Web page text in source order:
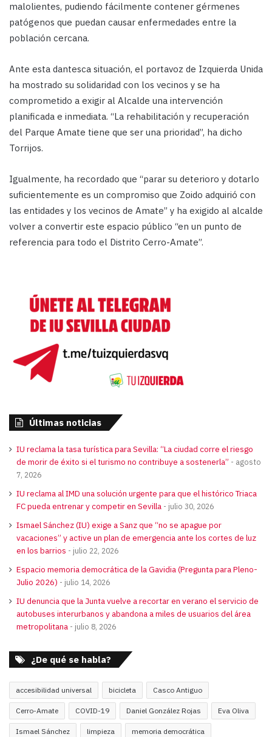
malolientes, pudiendo fácilmente contener gérmenes
patógenos que puedan causar enfermedades entre la
población cercana.
Ante esta dantesca situación, el portavoz de Izquierda Unida
ha mostrado su solidaridad con los vecinos y se ha
comprometido a exigir al Alcalde una intervención
planificada e inmediata. “La rehabilitación y recuperación
del Parque Amate tiene que ser una prioridad”, ha dicho
Torrijos.
Igualmente, ha recordado que “parar su deterioro y dotarlo
suficientemente es un compromiso que Zoido adquirió con
las entidades y los vecinos de Amate” y ha exigido al alcalde
volver a convertir este espacio público “en un punto de
referencia para todo el Distrito Cerro-Amate”.
Últimas noticias
IU reclama la tasa turística para Sevilla: “La ciudad corre el riesgo
de morir de éxito si el turismo no contribuye a sostenerla”
agosto
7, 2026
IU reclama al IMD una solución urgente para que el histórico Triaca
FC pueda entrenar y competir en Sevilla
julio 30, 2026
Ismael Sánchez (IU) exige a Sanz que “no se apague por
vacaciones” y active un plan de emergencia ante los cortes de luz
en los barrios
julio 22, 2026
Espacio memoria democrática de la Gavidia (Pregunta para Pleno-
Julio 2026)
julio 14, 2026
IU denuncia que la Junta vuelve a recortar en verano el servicio de
autobuses interurbanos y abandona a miles de usuarios del área
metropolitana
julio 8, 2026
¿De qué se habla?
accesibilidad universal bicicleta Casco Antiguo
Cerro-Amate COVID-19 Daniel González Rojas Eva Oliva
Ismael Sánchez limpieza memoria democrática